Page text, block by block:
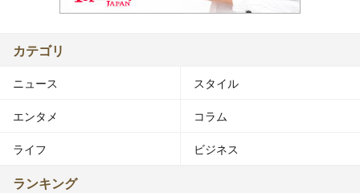
カテゴリ
ニュース スタイル
エンタメ コラム
ライフ ビジネス
ランキング